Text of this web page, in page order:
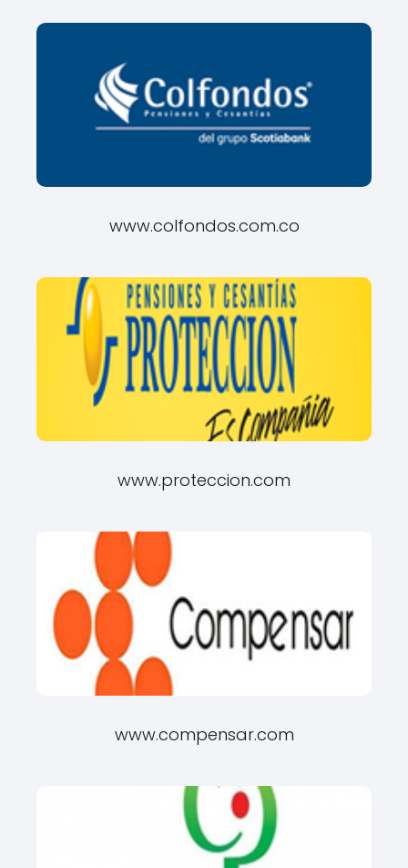
www.colfondos.com.co
www.proteccion.com
www.compensar.com